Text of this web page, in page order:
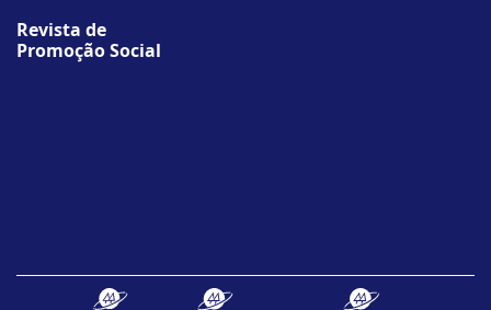
Revista de
Promoção Social